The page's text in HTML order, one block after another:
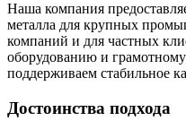
Наша компания
металла для крупных
компаний и для частных
оборудованию и
поддерживаем стабильное
Достоинства подхода